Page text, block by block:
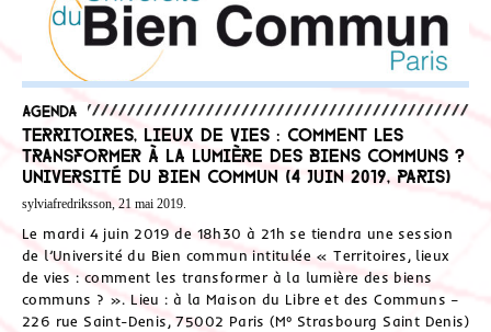
Agenda
Territoires, lieux de vies : comment les
transformer à la lumière des biens communs ?
Université du Bien commun (4 juin 2019, Paris)
sylviafredriksson, 21 mai 2019.
Le mardi 4 juin 2019 de 18h30 à 21h se tiendra une session
de l’Université du Bien commun intitulée « Territoires, lieux
de vies : comment les transformer à la lumière des biens
communs ? ». Lieu : à la Maison du Libre et des Communs –
226 rue Saint-Denis, 75002 Paris (M° Strasbourg Saint Denis)